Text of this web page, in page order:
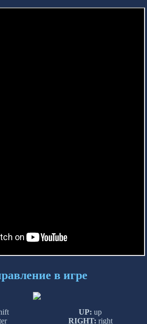
в игре
UP: up
RIGHT: right